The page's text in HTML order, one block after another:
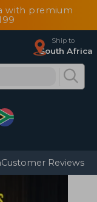
with premium
Ship to
South Africa
Customer Reviews